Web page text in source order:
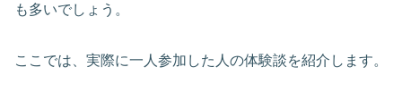
も多いでしょう。
ここでは、実際に一人参加した人の体験談を紹介します。